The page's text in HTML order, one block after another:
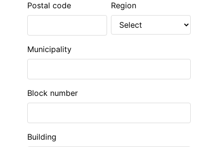
Postal code Region
Municipality
Block number
Building